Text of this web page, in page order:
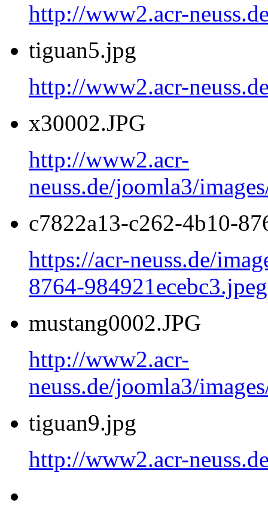
http://www2.acr-
tiguan5.jpg
http://www2.acr-
x30002.JPG
http://www2.acr-
neuss.de/joomla3/
c7822a13-c262-4b10-
https://acr-neuss.de/
8764-984921ecebc3.jpeg
mustang0002.JPG
http://www2.acr-
neuss.de/joomla3/
tiguan9.jpg
http://www2.acr-